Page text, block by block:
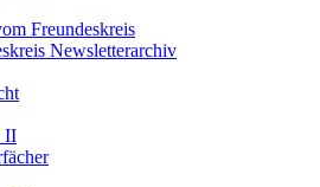
Freundeskreis
Newsletterarchiv
II